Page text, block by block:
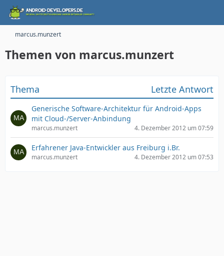
marcus.munzert
Themen von marcus.munzert
Thema Letzte Antwort
Generische Software-Architektur für Android-Apps
mit Cloud-/Server-Anbindung
marcus.munzert 4. Dezember 2012 um 07:59
Erfahrener Java-Entwickler aus Freiburg i.Br.
marcus.munzert 4. Dezember 2012 um 07:53